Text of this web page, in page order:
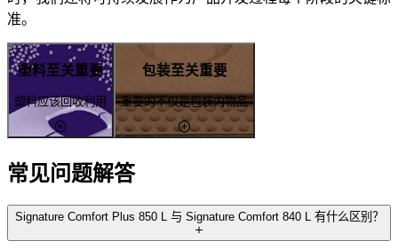
准。
塑料至关重要
塑料应该回收利用
包装至关重要
重要的不仅是包装内物品
常见问题解答
Signature Comfort Plus 850 L 与 Signature Comfort 840 L 有什么区别？